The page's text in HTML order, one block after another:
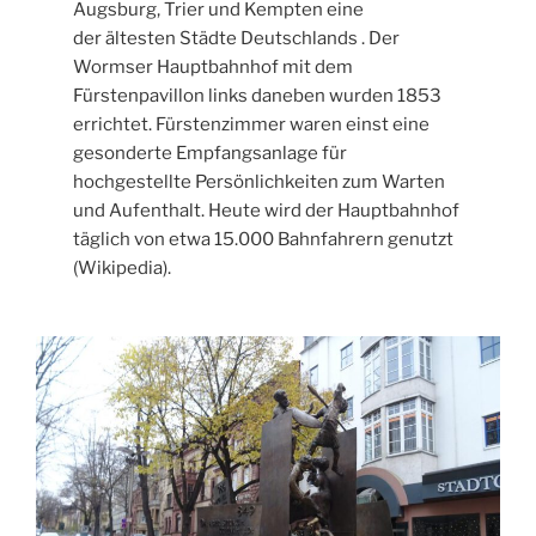
Augsburg, Trier und Kempten eine
der ältesten Städte Deutschlands . Der
Wormser Hauptbahnhof mit dem
Fürstenpavillon links daneben wurden 1853
errichtet. Fürstenzimmer waren einst eine
gesonderte Empfangsanlage für
hochgestellte Persönlichkeiten zum Warten
und Aufenthalt. Heute wird der Hauptbahnhof
täglich von etwa 15.000 Bahnfahrern genutzt
(Wikipedia).